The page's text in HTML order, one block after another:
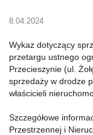
8.04.2024
Wykaz dotyczący
przetargu ustnego
Przecieszynie (ul.
sprzedaży w drodze
właścicieli
Szczegółowe
Przestrzennej i